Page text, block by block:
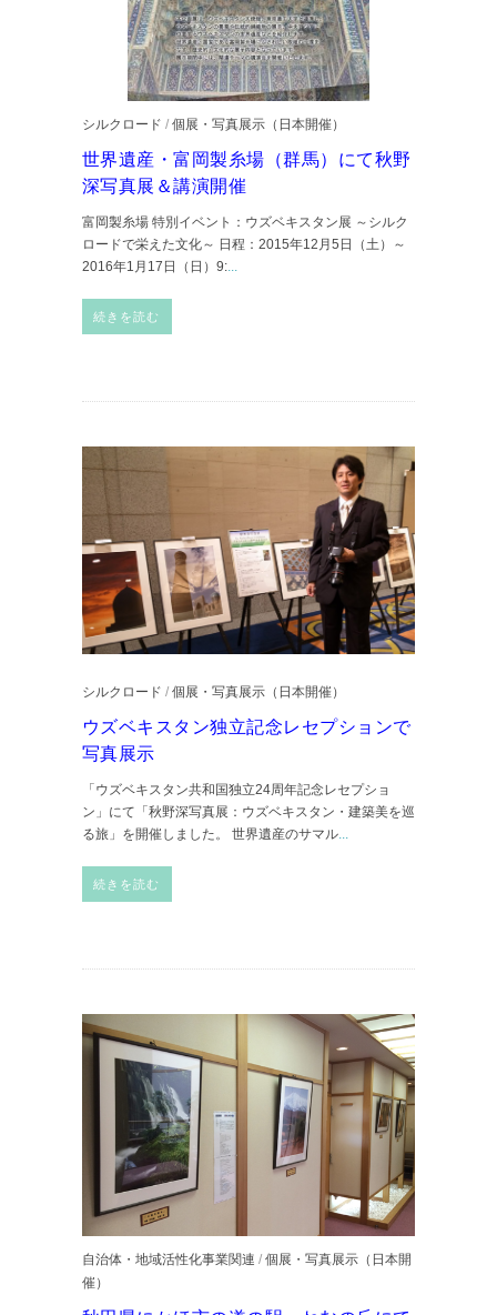
シルクロード / 個展・写真展示（日本開催）
世界遺産・富岡製糸場（群馬）にて秋野
深写真展＆講演開催
富岡製糸場 特別イベント：ウズベキスタン展 ～シルク
ロードで栄えた文化～ 日程：2015年12月5日（土）～
2016年1月17日（日）9:...
続きを読む
シルクロード / 個展・写真展示（日本開催）
ウズベキスタン独立記念レセプションで
写真展示
「ウズベキスタン共和国独立24周年記念レセプショ
ン」にて「秋野深写真展：ウズベキスタン・建築美を巡
る旅」を開催しました。 世界遺産のサマル...
続きを読む
自治体・地域活性化事業関連 / 個展・写真展示（日本開
催）